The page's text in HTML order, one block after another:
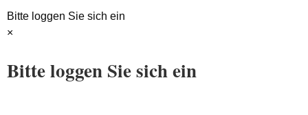
Bitte loggen Sie sich ein
×
Bitte loggen Sie sich ein